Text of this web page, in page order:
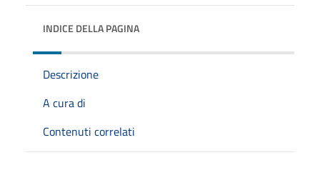
INDICE DELLA PAGINA
Descrizione
A cura di
Contenuti correlati